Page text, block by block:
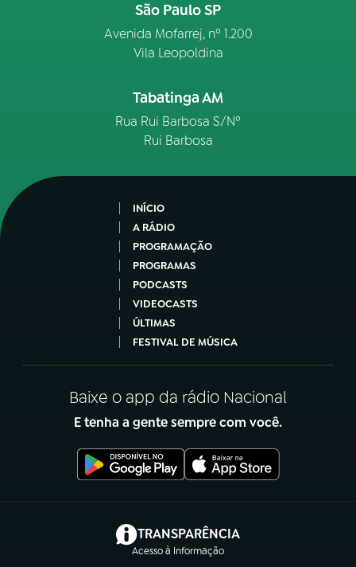
São Paulo SP
Avenida Mofarrej, nº 1.200
Vila Leopoldina
Tabatinga AM
Rua Rui Barbosa S/Nº
Rui Barbosa
INÍCIO
A RÁDIO
PROGRAMAÇÃO
PROGRAMAS
PODCASTS
VIDEOCASTS
ÚLTIMAS
FESTIVAL DE MÚSICA
Baixe o app da rádio Nacional
E tenha a gente sempre com você.
TRANSPARÊNCIA
Acesso à Informação
(abre em nova aba)